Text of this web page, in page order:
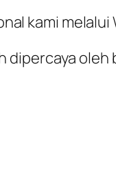
kami